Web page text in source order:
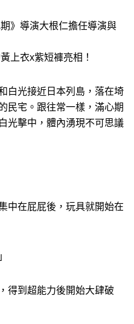
》導演大根仁擔任導演與
上衣x紫短褲亮相！
白光接近日本列島，落在埼
民宅。跟往常一樣，滿心期
光擊中，體內湧現不可思議
中在屁屁後，玩具就開始在
得到超能力後開始大肆破